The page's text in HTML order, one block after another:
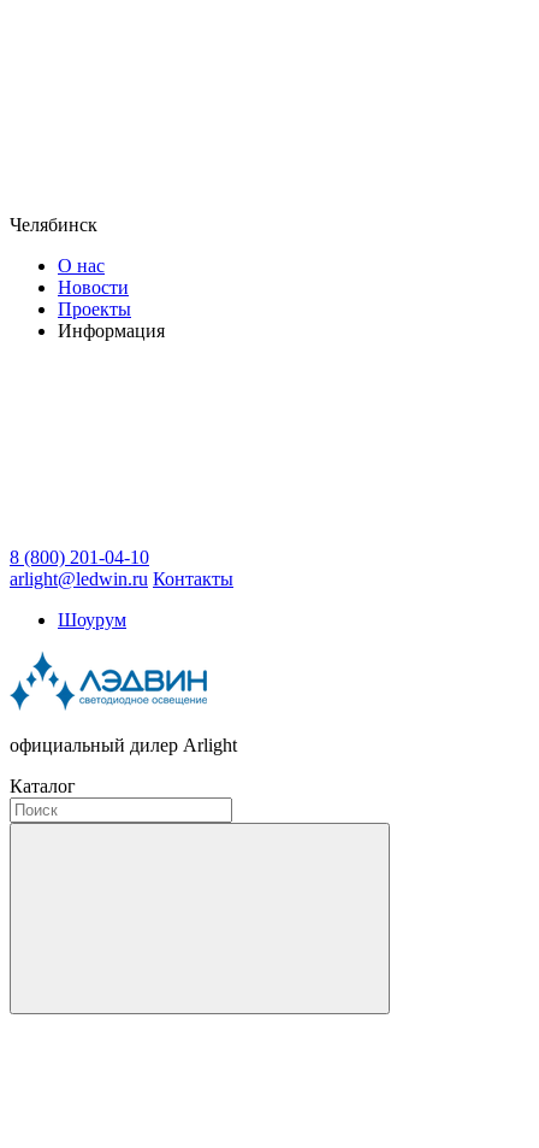
Челябинск
О нас
Новости
Проекты
Информация
8 (800) 201-04-10
arlight@ledwin.ru Контакты
Шоурум
официальный дилер Arlight
Каталог